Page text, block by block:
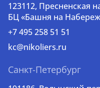
123112, Пресненская
БЦ «Башня на
+7 495 258 51 51
kc@nikoliers.ru
Санкт-Петербург